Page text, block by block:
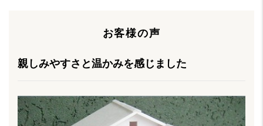
お客様の声
親しみやすさと温かみを感じました